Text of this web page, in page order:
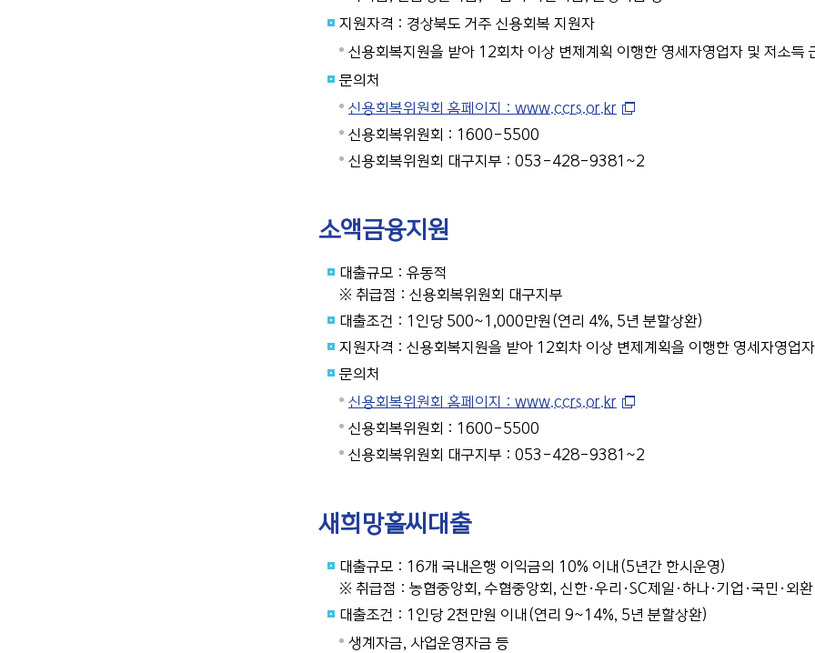
지원자격 : 경상북도 거주 신용회복 지원자
신용회복지원을 받아 12회차 이상 변제계획 이행한 영세자영업자 및 저소득
문의처
신용회복위원회 홈페이지 : www.ccrs.or.kr
신용회복위원회 : 1600-5500
신용회복위원회 대구지부 : 053-428-9381~2
소액금융지원
대출규모 : 유동적
※ 취급점 : 신용회복위원회 대구지부
대출조건 : 1인당 500~1,000만원(연리 4%, 5년 분할상환)
지원자격 : 신용회복지원을 받아 12회차 이상 변제계획을 이행한 영세자영업
문의처
신용회복위원회 홈페이지 : www.ccrs.or.kr
신용회복위원회 : 1600-5500
신용회복위원회 대구지부 : 053-428-9381~2
새희망홀씨대출
대출규모 : 16개 국내은행 이익금의 10% 이내(5년간 한시운영)
※ 취급점 : 농협중앙회, 수협중앙회, 신한·우리·SC제일·하나·기업·국민·외
대출조건 : 1인당 2천만원 이내(연리 9~14%, 5년 분할상환)
생계자금, 사업운영자금 등